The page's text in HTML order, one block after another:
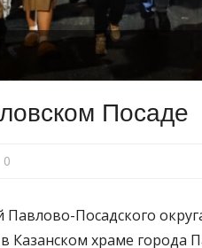
Посаде
0
Павлово-Посадского
Казанском храме